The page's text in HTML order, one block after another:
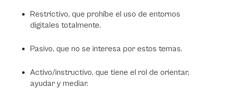
Restrictivo, que prohíbe el uso de entornos
digitales totalmente.
Pasivo, que no se interesa por estos temas.
Activo/instructivo, que tiene el rol de orientar,
ayudar y mediar.